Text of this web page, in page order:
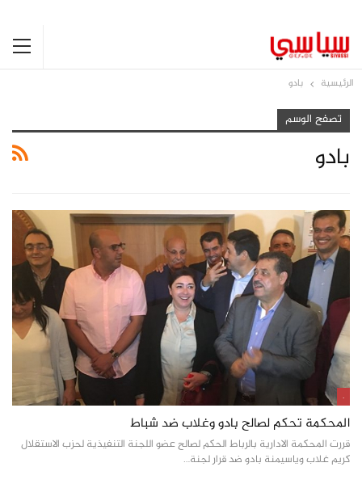
الرئيسية بادو
تصفح الوسم
بادو
.
المحكمة تحكم لصالح بادو وغلاب ضد شباط
قررت المحكمة الادارية بالرباط الحكم لصالح عضو اللجنة التنفيذية لحزب الاستقلال
كريم غلاب وياسيمنة بادو ضد قرار لجنة…